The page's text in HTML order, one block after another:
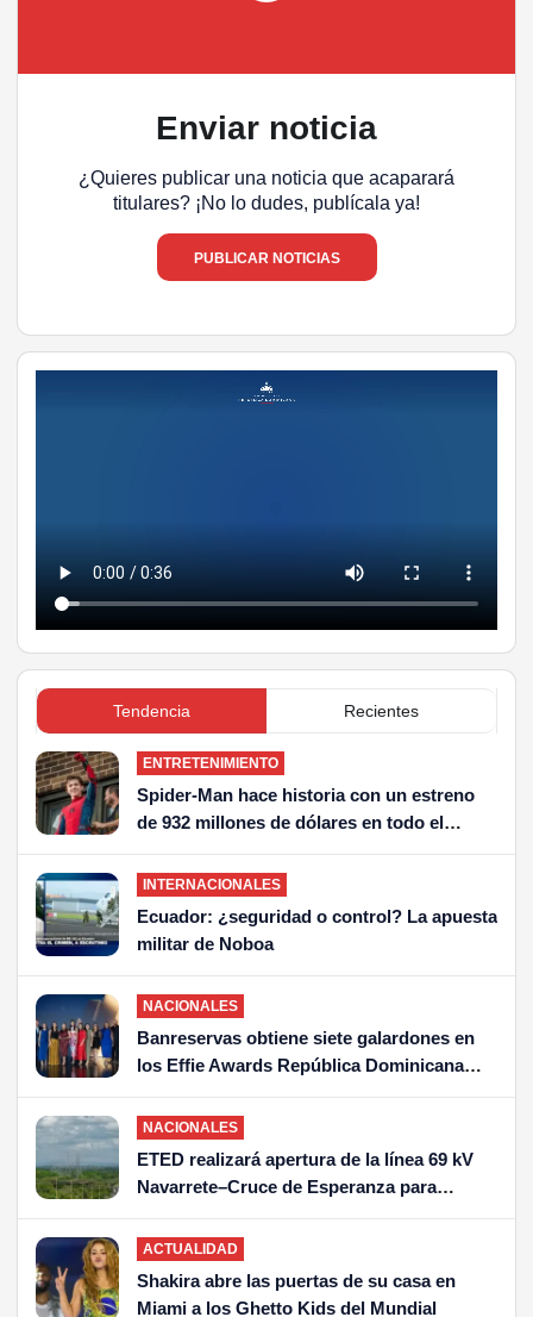
Enviar noticia
¿Quieres publicar una noticia que acaparará
titulares? ¡No lo dudes, publícala ya!
PUBLICAR NOTICIAS
Tendencia Recientes
ENTRETENIMIENTO
Spider-Man hace historia con un estreno
de 932 millones de dólares en todo el
mundo solo Avengers Endgame la ha
superado
INTERNACIONALES
Ecuador: ¿seguridad o control? La apuesta
militar de Noboa
NACIONALES
Banreservas obtiene siete galardones en
los Effie Awards República Dominicana
2026
NACIONALES
ETED realizará apertura de la línea 69 kV
Navarrete–Cruce de Esperanza para
facilitar avance de la Circunvalación del
Norte
ACTUALIDAD
Shakira abre las puertas de su casa en
Miami a los Ghetto Kids del Mundial